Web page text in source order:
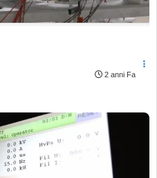
2 anni Fa